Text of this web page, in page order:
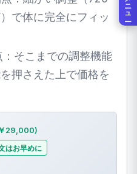
で体に完全にフィッ
そこまでの調整機能
押さえた上で価格を
29,000)
はお早めに